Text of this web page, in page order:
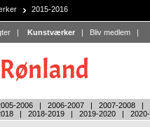
2015-2016
| Kunstværker | Bliv medlem |
2006 | 2006-2007 | 2007-2008 |
| 2018-2019 | 2019-2020 |